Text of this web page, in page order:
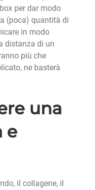
per dar modo
(poca) quantità di
in modo
distanza di un
più che
ne basterà
una
e
il collagene, il